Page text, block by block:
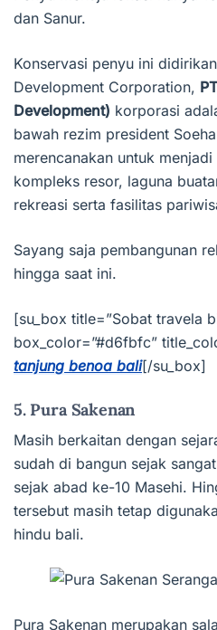
dan Sanur.
Konservasi penyu ini
Development Corporation,
Development) korporasi
bawah rezim president
merencanakan untuk
kompleks resor, laguna
rekreasi serta fasilitas
Sayang saja pembangunan
hingga saat ini.
[su_box title=”Sobat travela
box_color=”#d6fbfc”
tanjung benoa bali[/su_box]
5. Pura Sakenan
Masih berkaitan dengan
sudah di bangun sejak
sejak abad ke-10 Masehi.
tersebut masih tetap
hindu bali.
Pura Sakenan merupakan